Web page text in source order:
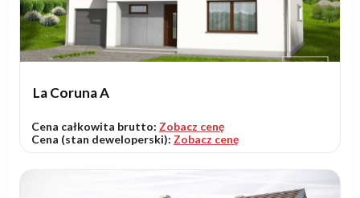
La Coruna A
Cena całkowita brutto: Zobacz cenę
Cena (stan deweloperski): Zobacz cenę